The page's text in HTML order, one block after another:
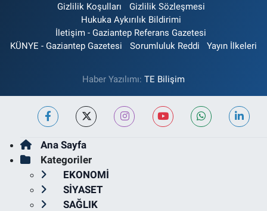
Gizlilik Koşulları
Gizlilik Sözleşmesi
Hukuka Aykırılık Bildirimi
İletişim - Gaziantep Referans Gazetesi
KÜNYE - Gaziantep Gazetesi
Sorumluluk Reddi Yayın İlkeleri
Haber Yazılımı: TE Bilişim
Ana Sayfa
Kategoriler
EKONOMİ
SİYASET
SAĞLIK